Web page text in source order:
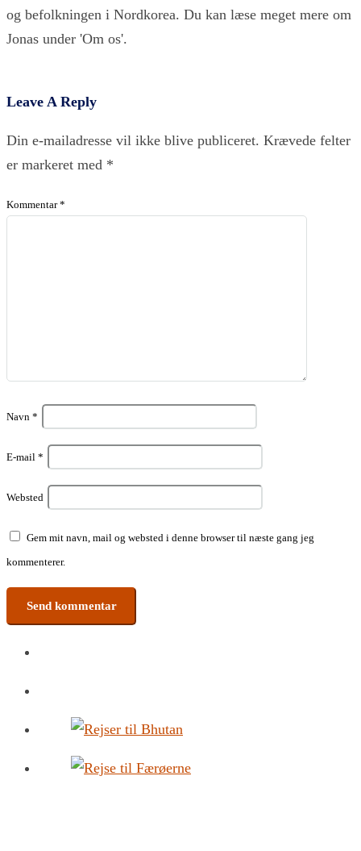
og befolkningen i Nordkorea. Du kan læse meget mere om
Jonas under 'Om os'.
Leave A Reply
Din e-mailadresse vil ikke blive publiceret. Krævede felter
er markeret med *
Kommentar*
Navn *
E-mail *
Websted
Gem mit navn, mail og websted i denne browser til næste gang jeg
kommenterer.